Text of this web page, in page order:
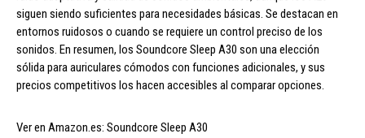
siguen siendo suficientes para necesidades básicas. Se destacan en
entornos ruidosos o cuando se requiere un control preciso de los
sonidos. En resumen, los Soundcore Sleep A30 son una elección
sólida para auriculares cómodos con funciones adicionales, y sus
precios competitivos los hacen accesibles al comparar opciones.
Ver en Amazon.es: Soundcore Sleep A30